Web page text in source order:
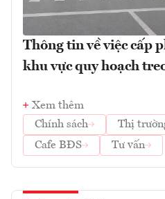
Thông tin về việc cấp
khu vực quy hoạch
Xem thêm
Chính sách
Thị
Cafe BĐS
Tư vấn